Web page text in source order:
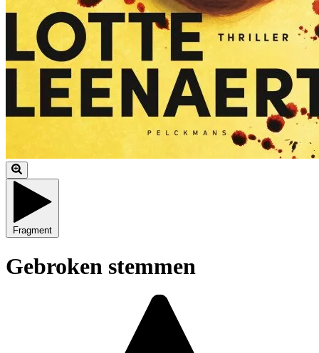
Fragment
Gebroken stemmen